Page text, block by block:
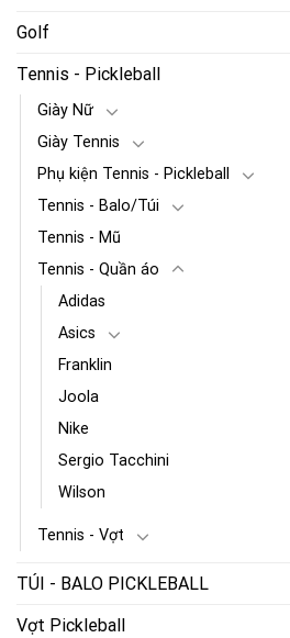
Golf
Tennis - Pickleball
Giày Nữ
Giày Tennis
Phụ kiện Tennis - Pickleball
Tennis - Balo/Túi
Tennis - Mũ
Tennis - Quần áo
Adidas
Asics
Franklin
Joola
Nike
Sergio Tacchini
Wilson
Tennis - Vợt
TÚI - BALO PICKLEBALL
Vợt Pickleball